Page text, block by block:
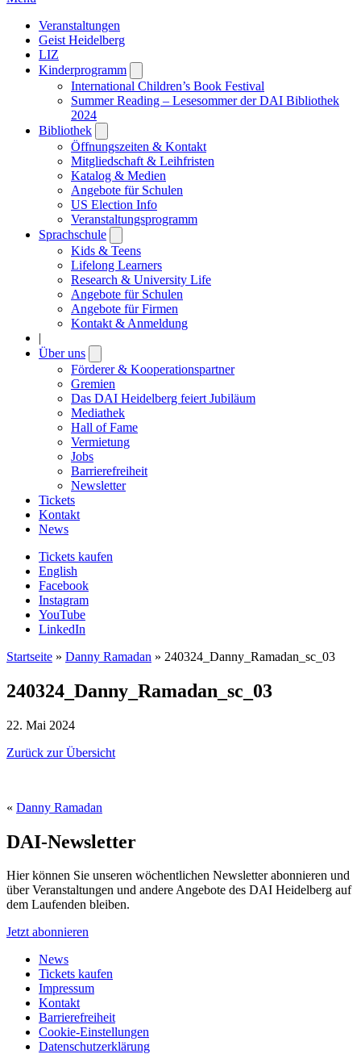
Veranstaltungen
Geist Heidelberg
LIZ
Kinderprogramm
submenu
International Children’s Book Festival
Summer Reading – Lesesommer der DAI Bibliothek
2024
Bibliothek
submenu
Öffnungszeiten & Kontakt
Mitgliedschaft & Leihfristen
Katalog & Medien
Angebote für Schulen
US Election Info
Veranstaltungsprogramm
Sprachschule
submenu
Kids & Teens
Lifelong Learners
Research & University Life
Angebote für Schulen
Angebote für Firmen
Kontakt & Anmeldung
|
Über uns
submenu
Förderer & Kooperationspartner
Gremien
Das DAI Heidelberg feiert Jubiläum
Mediathek
Hall of Fame
Vermietung
Jobs
Barrierefreiheit
Newsletter
Tickets
Kontakt
News
Tickets kaufen
English
Facebook
Instagram
YouTube
LinkedIn
Startseite » Danny Ramadan » 240324_Danny_Ramadan_sc_03
240324_Danny_Ramadan_sc_03
22. Mai 2024
Zurück zur Übersicht
« Danny Ramadan
DAI-Newsletter
Hier können Sie unseren wöchentlichen Newsletter abonnieren und
über Veranstaltungen und andere Angebote des DAI Heidelberg auf
dem Laufenden bleiben.
Jetzt abonnieren
News
Tickets kaufen
Impressum
Kontakt
Barrierefreiheit
Cookie-Einstellungen
Datenschutzerklärung